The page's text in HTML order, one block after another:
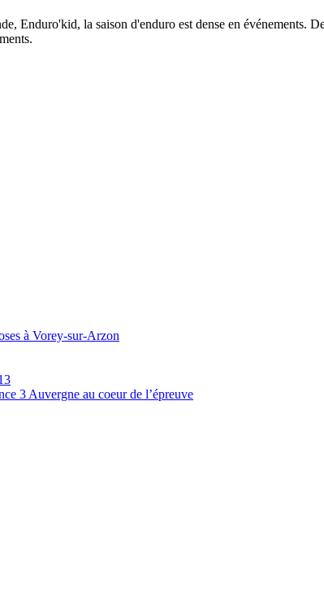
Enduro'kid, la saison d'enduro est dense en événements.
à Vorey-sur-Arzon
3 Auvergne au coeur de l’épreuve